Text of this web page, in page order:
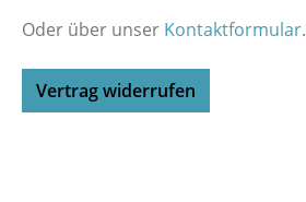
Oder über unser Kontaktformular.
Vertrag widerrufen